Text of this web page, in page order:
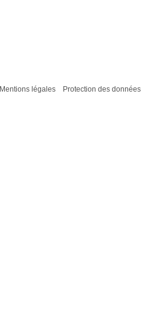
Mentions légales Protection des données